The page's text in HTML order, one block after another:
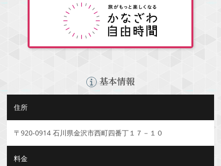
基本情報
住所
〒920-0914 石川県金沢市西町四番丁１７－１０
料金